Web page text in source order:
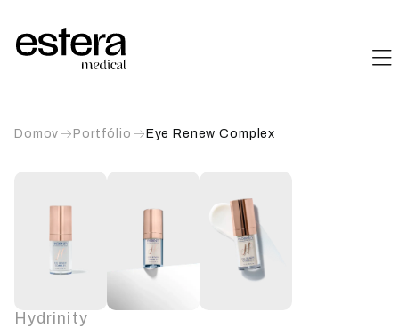
Domov Portfólio Eye Renew Complex
Hydrinity